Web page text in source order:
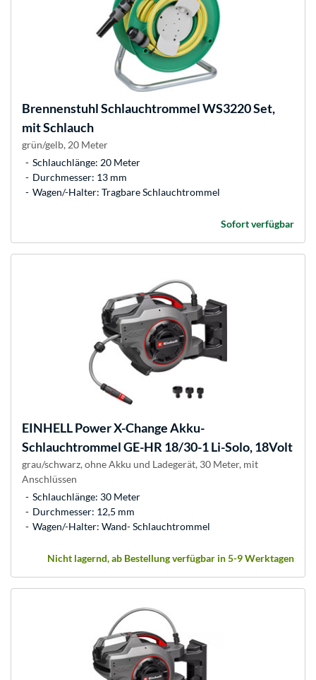
BrennenstuhlSchlauchtrommel WS3220 Set,
mit Schlauch
grün/gelb, 20 Meter
Schlauchlänge: 20 Meter
Durchmesser: 13 mm
Wagen/-Halter: Tragbare Schlauchtrommel
Sofort verfügbar
EINHELLPower X-Change Akku-
Schlauchtrommel GE-HR 18/30-1 Li-Solo, 18Volt
grau/schwarz, ohne Akku und Ladegerät, 30 Meter, mit
Anschlüssen
Schlauchlänge: 30 Meter
Durchmesser: 12,5 mm
Wagen/-Halter: Wand- Schlauchtrommel
Nicht lagernd, ab Bestellung verfügbar in 5-9 Werktagen